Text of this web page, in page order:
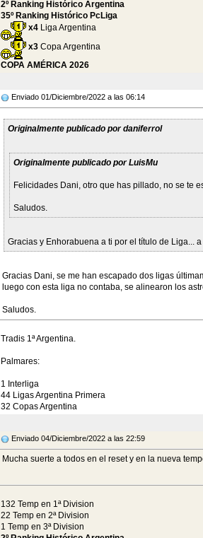
2º Ranking Histórico Argentina
35º Ranking Histórico PcLiga
x4 Liga Argentina
x3 Copa Argentina
COPA AMÉRICA 2026
Enviado 01/Diciembre/2022 a las 06:14
Originalmente publicado por daniferrol
Originalmente publicado por LuisMu
Felicidades Dani, otro que has pillado, no se te
Saludos.
Gracias y Enhorabuena a ti por el título de Liga...
Gracias Dani, se me han escapado dos ligas
luego con esta liga no contaba, se alinearon los
Saludos.
Tradis 1ª Argentina.
Palmares:
1 Interliga
44 Ligas Argentina Primera
32 Copas Argentina
Enviado 04/Diciembre/2022 a las 22:59
Mucha suerte a todos en el reset y en la nueva
132 Temp en 1ª Division
22 Temp en 2ª Division
1 Temp en 3ª Division